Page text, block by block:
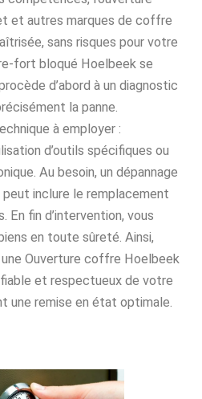
et autres marques de coffre
sans risques pour votre
fort bloqué Hoelbeek se
d’abord à un diagnostic
la panne.
à employer :
d’outils spécifiques ou
Au besoin, un dépannage
inclure le remplacement
En fin d’intervention, vous
en toute sûreté. Ainsi,
Ouverture coffre Hoelbeek
et respectueux de votre
une remise en état optimale.